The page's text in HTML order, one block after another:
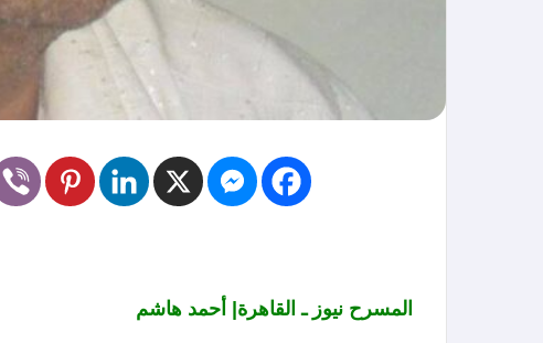
المسرح نيوز ـ القاهرة| أحمد هاشم